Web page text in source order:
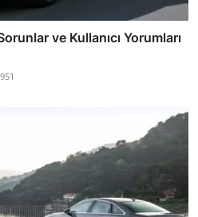
ve Kullanıcı Yorumları
951